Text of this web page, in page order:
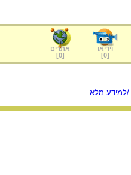
וידיאו
[
0
]
אתרים
[
0
]
/למידע מלא...